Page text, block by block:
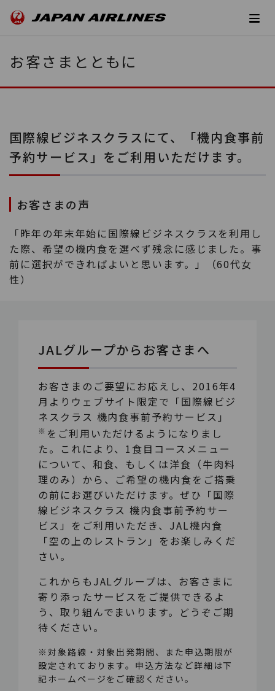
お客さまとともに
国際線ビジネスクラスにて、「機内食事前
予約サービス」をご利用いただけます。
お客さまの声
「昨年の年末年始に国際線ビジネスクラスを利用し
た際、希望の機内食を選べず残念に感じました。事
前に選択ができればよいと思います。」（60代女
性）
JALグループからお客さまへ
お客さまのご要望にお応えし、2016年4
月よりウェブサイト限定で「国際線ビジ
ネスクラス 機内食事前予約サービス」
※ をご利用いただけるようになりまし
た。これにより、1食目コースメニュー
について、和食、もしくは洋食（牛肉料
理のみ）から、ご希望の機内食をご搭乗
の前にお選びいただけます。ぜひ「国際
線ビジネスクラス 機内食事前予約サー
ビス」をご利用いただき、JAL機内食
「空の上のレストラン」をお楽しみくだ
さい。
これからもJALグループは、お客さまに
寄り添ったサービスをご提供できるよ
う、取り組んでまいります。どうぞご期
待ください。
※対象路線・対象出発期間、また申込期限が
設定されております。申込方法など詳細は下
記ホームページをご確認ください。